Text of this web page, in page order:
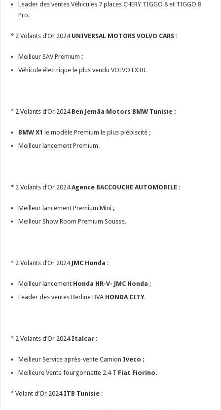
Leader des ventes Véhicules 7 places CHERY TIGGO 8 et TIGGO 8
Pro.
° 2 Volants d’Or 2024 UNIVERSAL MOTORS VOLVO CARS :
Meilleur SAV Premium;
Véhicule électrique le plus vendu VOLVO EX30.
° 2 Volants d’Or 2024 Ben Jemâa Motors BMW Tunisie :
BMW X1 le modèle Premium le plus plébiscité ;
Meilleur lancement Premium.
° 2 Volants d’Or 2024Agence BACCOUCHE AUTOMOBILE :
Meilleur lancement Premium Mini;
Meilleur Show Room Premium Sousse.
° 2 Volants d’Or 2024 JMC Honda :
Meilleur lancement Honda HR-V- JMC Honda ;
Leader des ventes Berline BVA HONDA CITY.
° 2 Volants d’Or 2024 Italcar :
Meilleur Service après-vente Camion Iveco ;
Meilleure Vente fourgonnette 2.4 T Fiat Fiorino.
° Volant d’Or 2024 ITB Tunisie :